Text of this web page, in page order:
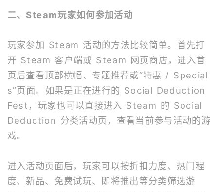
二、Steam玩家如何参加活动
玩家参加 Steam 活动的方法比较简单。首先打
开 Steam 客户端或 Steam 网页商店，进入首
页后查看顶部横幅、专题推荐或“特惠 / Special
s”页面。如果是正在进行的 Social Deduction
Fest，玩家也可以直接进入 Steam 的 Social
Deduction 分类活动页，查看当前参与活动的游
戏。
进入活动页面后，玩家可以按折扣力度、热门程
度、新品、免费试玩、即将推出等分类筛选游